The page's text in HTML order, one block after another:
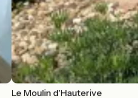
Le Moulin d'Hauterive